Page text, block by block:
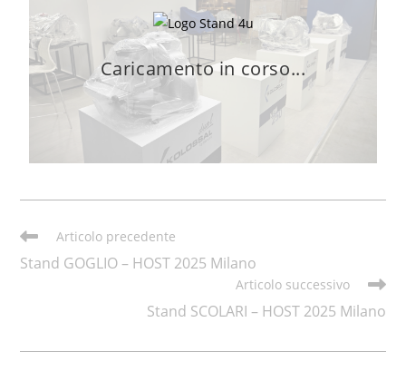
Caricamento in corso...
Articolo precedente
Stand GOGLIO – HOST 2025 Milano
Articolo successivo
Stand SCOLARI – HOST 2025 Milano